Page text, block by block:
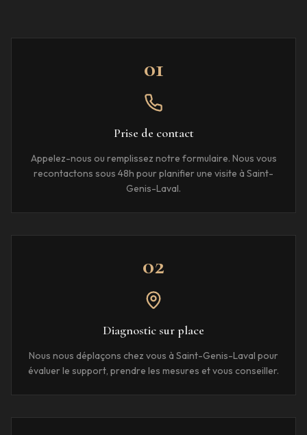
01
Prise de contact
Appelez-nous ou remplissez notre formulaire. Nous vous
recontactons sous 48h pour planifier une visite à Saint-
Genis-Laval.
02
Diagnostic sur place
Nous nous déplaçons chez vous à Saint-Genis-Laval pour
évaluer le support, prendre les mesures et vous conseiller.